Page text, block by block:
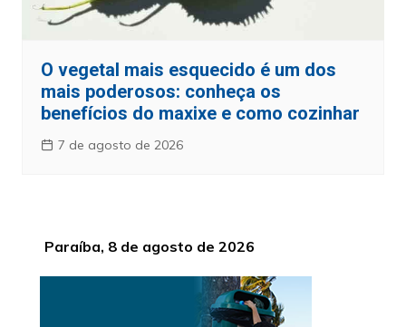
O vegetal mais esquecido é um dos
mais poderosos: conheça os
benefícios do maxixe e como cozinhar
7 de agosto de 2026
Paraíba, 8 de agosto de 2026